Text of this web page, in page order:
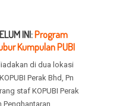
INI:Program
Kumpulan PUBI
di dua lokasi
Perak Bhd, Pn
staf KOPUBI Perak
Penghantaran